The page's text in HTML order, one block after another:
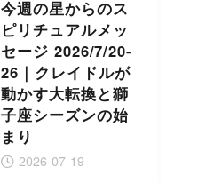
今週の星からのス
ピリチュアルメッ
セージ 2026/7/20-
26｜クレイドルが
動かす大転換と獅
子座シーズンの始
まり
2026-07-19